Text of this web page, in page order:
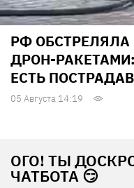
РФ
ДРОН-
ЕСТЬ
05 Августа 14:19
ОГО! ТЫ
ЧАТБОТА 😏